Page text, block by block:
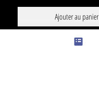
Ajouter au panier